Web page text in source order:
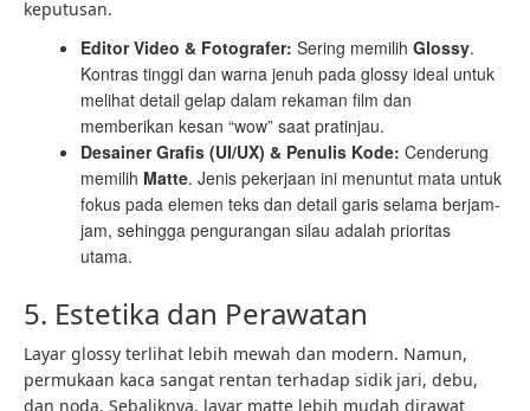
keputusan.
Editor Video & Fotografer: Sering memilih Glossy.
Kontras tinggi dan warna jenuh pada glossy ideal untuk
melihat detail gelap dalam rekaman film dan
memberikan kesan “wow” saat pratinjau.
Desainer Grafis (UI/UX) & Penulis Kode: Cenderung
memilih Matte. Jenis pekerjaan ini menuntut mata untuk
fokus pada elemen teks dan detail garis selama berjam-
jam, sehingga pengurangan silau adalah prioritas
utama.
5. Estetika dan Perawatan
Layar glossy terlihat lebih mewah dan modern. Namun,
permukaan kaca sangat rentan terhadap sidik jari, debu,
dan noda. Sebaliknya, layar matte lebih mudah dirawat